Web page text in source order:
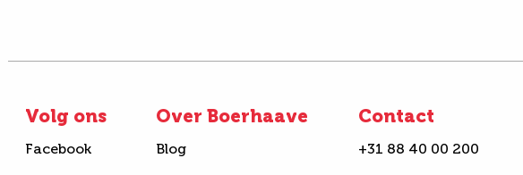
Volg ons
Facebook
Over Boerhaave
Blog
Contact
+31 88 40 00 200